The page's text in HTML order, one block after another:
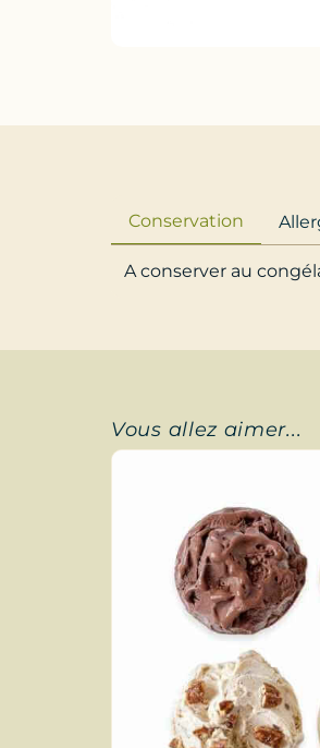
Conservation
A conserver au
Vous allez aimer...